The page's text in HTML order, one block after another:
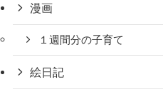
漫画
１週間分の子育て
絵日記